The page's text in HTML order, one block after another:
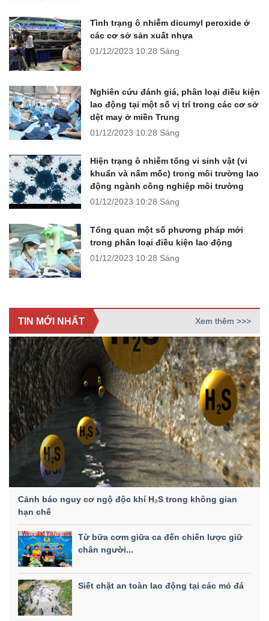
Tình trạng ô nhiễm dicumyl peroxide ở
các cơ sở sản xuất nhựa
01/12/2023 10:28 Sáng
Nghiên cứu đánh giá, phân loại điều kiện
lao động tại một số vị trí trong các cơ sở
dệt may ở miền Trung
01/12/2023 10:28 Sáng
Hiện trạng ô nhiễm tổng vi sinh vật (vi
khuẩn và nấm mốc) trong môi trường lao
động ngành công nghiệp môi trường
01/12/2023 10:28 Sáng
Tổng quan một số phương pháp mới
trong phân loại điều kiện lao động
01/12/2023 10:28 Sáng
TIN MỚI NHẤT Xem thêm >>>
Cảnh báo nguy cơ ngộ độc khí H₂S trong không gian
hạn chế
Từ bữa cơm giữa ca đến chiến lược giữ
chân người...
Siết chặt an toàn lao động tại các mỏ đá